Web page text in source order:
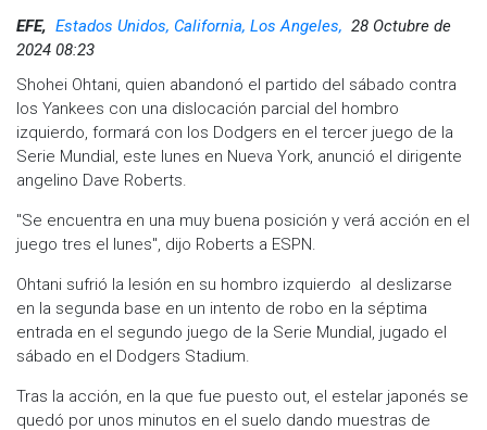
EFE, Estados Unidos, California, Los Angeles, 28 Octubre de
2024 08:23
Shohei Ohtani, quien abandonó el partido del sábado contra
los Yankees con una dislocación parcial del hombro
izquierdo, formará con los Dodgers en el tercer juego de la
Serie Mundial, este lunes en Nueva York, anunció el dirigente
angelino Dave Roberts.
"Se encuentra en una muy buena posición y verá acción en el
juego tres el lunes", dijo Roberts a ESPN.
Ohtani sufrió la lesión en su hombro izquierdo al deslizarse
en la segunda base en un intento de robo en la séptima
entrada en el segundo juego de la Serie Mundial, jugado el
sábado en el Dodgers Stadium.
Tras la acción, en la que fue puesto out, el estelar japonés se
quedó por unos minutos en el suelo dando muestras de